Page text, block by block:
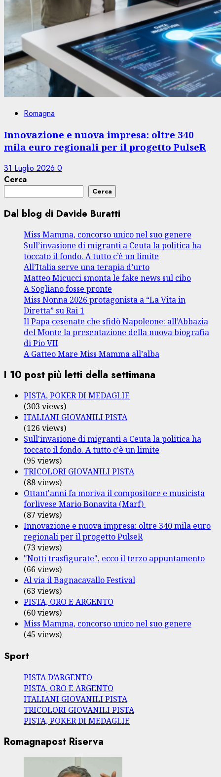
Romagna
Innovazione e nuova impresa: oltre 340
mila euro regionali per il progetto PulseR
31 Luglio 2026 0
Cerca
Cerca
Dal blog di Davide Buratti
Miss Mamma, concorso unico nel suo genere
Sull’invasione di migranti a Ceuta la politica ha
toccato il fondo. A tutto c’è un limite
All’Italia serve una terapia d’urto
Matteo Micucci smonta le fake news sul cibo
A Sogliano fosse pronte
Miss Nonna 2026 protagonista a “La Vita in
Diretta” su Rai 1
Il Papa cesenate che sfidò Napoleone: all’Abbazia
del Monte la presentazione della nuova biografia
di Pio VII
A Gatteo Mare Miss Mamma all’alba
I 10 post più letti della settimana
PISTA, POKER DI MEDAGLIE
(303 views)
ITALIANI GIOVANILI PISTA
(126 views)
Sull'invasione di migranti a Ceuta la politica ha
toccato il fondo. A tutto c'è un limite
(95 views)
TRICOLORI GIOVANILI PISTA
(88 views)
Ottant'anni fa moriva il compositore e musicista
forlivese Mario Bonavita (Marf)
(87 views)
Innovazione e nuova impresa: oltre 340 mila euro
regionali per il progetto PulseR
(73 views)
"Notti trasfigurate", ecco il terzo appuntamento
(66 views)
Al via il Bagnacavallo Festival
(63 views)
PISTA, ORO E ARGENTO
(60 views)
Miss Mamma, concorso unico nel suo genere
(45 views)
Sport
PISTA D’ARGENTO
PISTA, ORO E ARGENTO
ITALIANI GIOVANILI PISTA
TRICOLORI GIOVANILI PISTA
PISTA, POKER DI MEDAGLIE
Romagnapost Riserva